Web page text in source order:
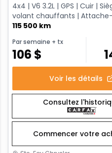
4x4 | V6 3.2L | GPS | Cuir |
volant chauffants |
| Démarrage à distance
115 500 km
Par semaine + tx
106 $
Voir les détails
Consultez
Commencer votre